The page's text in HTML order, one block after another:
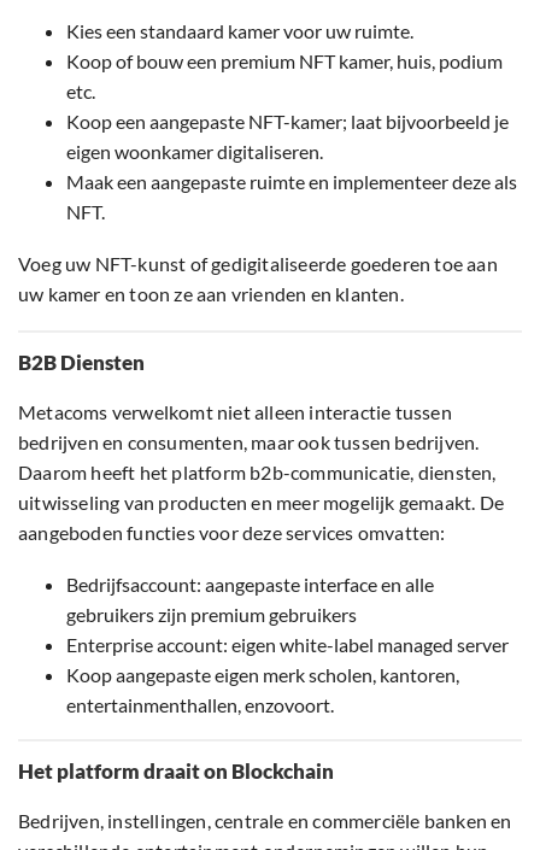
Kies een standaard kamer voor uw ruimte.
Koop of bouw een premium NFT kamer, huis, podium
etc.
Koop een aangepaste NFT-kamer; laat bijvoorbeeld je
eigen woonkamer digitaliseren.
Maak een aangepaste ruimte en implementeer deze als
NFT.
Voeg uw NFT-kunst of gedigitaliseerde goederen toe aan
uw kamer en toon ze aan vrienden en klanten.
B2B Diensten
Metacoms verwelkomt niet alleen interactie tussen
bedrijven en consumenten, maar ook tussen bedrijven.
Daarom heeft het platform b2b-communicatie, diensten,
uitwisseling van producten en meer mogelijk gemaakt. De
aangeboden functies voor deze services omvatten:
Bedrijfsaccount: aangepaste interface en alle
gebruikers zijn premium gebruikers
Enterprise account: eigen white-label managed server
Koop aangepaste eigen merk scholen, kantoren,
entertainmenthallen, enzovoort.
Het platform draait on Blockchain
Bedrijven, instellingen, centrale en commerciële banken en